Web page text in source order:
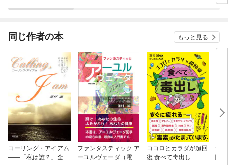
今
同じ作者の本 もっと見る
コーリング・アイアム
――「私は誰？」全て
ファンタスティック ア
ーユルヴェーダ（電子
ココロとカラダが超回
復 食べて毒出し
だ